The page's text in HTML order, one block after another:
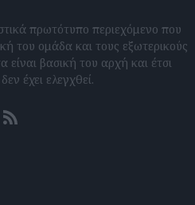
πρωτότυπο περιεχόμενο που
του ομάδα και τους εξωτερικούς
βασική του αρχή και έτσι
έχει ελεγχθεί.
RSS feeds